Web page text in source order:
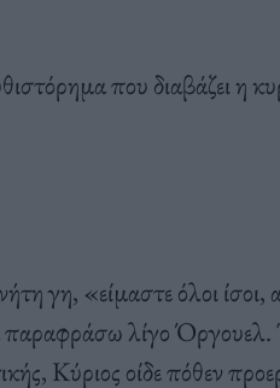
που διαβάζει η
γη, «είμαστε όλοι ίσοι,
λίγο Όργουελ.
Κύριος οίδε πόθεν